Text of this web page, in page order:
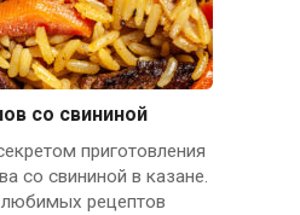
со свининой
приготовления
со свининой в казане.
рецептов